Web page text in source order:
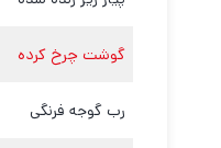
گوشت چرخ کرده
رب گوجه فرنگی